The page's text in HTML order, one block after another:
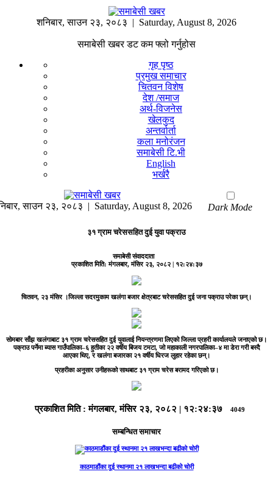
शनिबार,साउन २३, २०८३ | Saturday, August 8, 2026
समाबेसी खबर डट कम फ्लो गर्नुहोस
गृह पृष्ठ
प्रमुख समाचार
चितवन विशेष
देश /समाज
अर्थ-विजनेस
खेलकुद
अन्तर्वार्ता
कला मनोरंजन
समाबेसी टि.भी
English
भर्खरै
,साउन २३, २०८३ | Saturday, August 8, 2026 Dark Mode
३१ ग्राम चरेससहित दुई युवा पक्राउ
समाबेसी संवाददाता
प्रकाशित मिति:मंगलबार, मंसिर २३, २०८२| १२:२४:३७
चितवन, २३ मंसिर ।जिल्ला सदरमुकाम खलंगा बजार क्षेत्रबाट चरेससहित दुई जना पक्राउ परेका छन्।
सोमबार साँझ खलंगाबाट ३१ ग्राम चरेससहित दुई युवालाई नियन्त्रणमा लिएको जिल्ला प्रहरी कार्यालयले जनाएको छ।
पक्राउ पर्नेमा ब्यास गाउँपालिका–६ हुतीका २२ वर्षीय बिजय टमटा, जो महाकाली नगरपालिका–४ मा डेरा गरी बस्दै
आएका थिए, र खलंगा बजारका २१ वर्षीय धिरज लुहार रहेका छन्।
प्रहरीका अनुसार उनीहरूको साथबाट ३१ ग्राम चरेस बरामद गरिएको छ।
प्रकाशित मिति :मंगलबार, मंसिर २३, २०८२ | १२:२४:३७ 4049
सम्बन्धित समाचार
काठमाडौंका दुई स्थानमा २१ लाखभन्दा बढीको चोरी